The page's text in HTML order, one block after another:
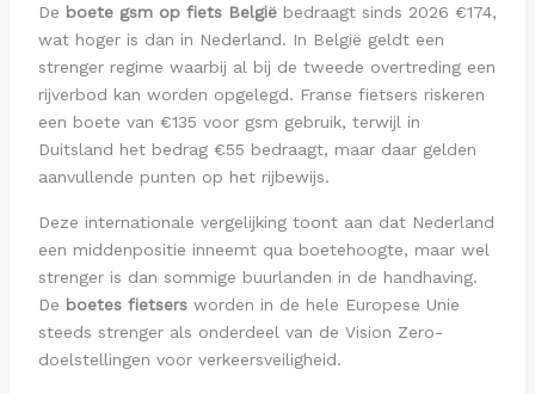
De boete gsm op fiets Belgiëbedraagt sinds 2026 €174,
wat hoger is dan in Nederland. In België geldt een
strenger regime waarbij al bij de tweede overtreding een
rijverbod kan worden opgelegd. Franse fietsers riskeren
een boete van €135 voor gsm gebruik, terwijl in
Duitsland het bedrag €55 bedraagt, maar daar gelden
aanvullende punten op het rijbewijs.
Deze internationale vergelijking toont aan dat Nederland
een middenpositie inneemt qua boetehoogte, maar wel
strenger is dan sommige buurlanden in de handhaving.
De boetes fietsersworden in de hele Europese Unie
steeds strenger als onderdeel van de Vision Zero-
doelstellingen voor verkeersveiligheid.